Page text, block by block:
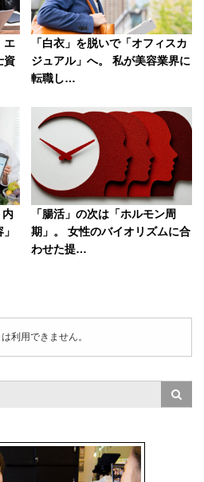
エ
資
「白衣」を脱いで「オフィスカ
ジュアル」へ。 私が美容業界に
転職し…
内
「腸活」の次は「ホルモン周
期」。 女性のバイオリズムに合
わせた提…
利用できません。